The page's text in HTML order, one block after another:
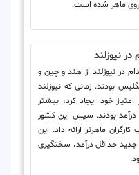
ماهر شده است.
نیوزلند
در نیوزلند از هند و چین و
بودند. زمانی که نیوزلند
خود ایجاد کرد، بیشتر
درآمد بودند. سپس این کشور
ماهرتر ارائه داد. این
جدید حداقل درآمد، سختگیری